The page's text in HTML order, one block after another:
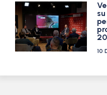
10